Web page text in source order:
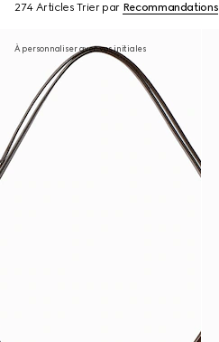
274 Articles Trier par Recommandations
À personnaliser avec vos initiales